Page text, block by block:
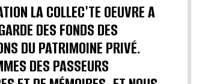
LA COLLEC'TE OEUVRE A
DES FONDS DES
DU PATRIMOINE PRIVÉ.
DES PASSEURS